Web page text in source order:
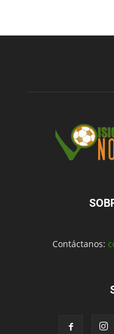
Contáctanos: